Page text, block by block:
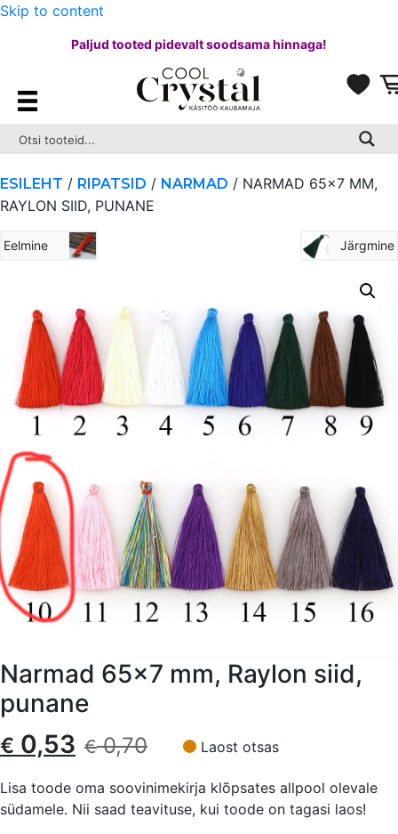
Skip to content
Paljud tooted pidevalt soodsama hinnaga!
ESILEHT / RIPATSID / NARMAD / NARMAD 65×7 MM,
RAYLON SIID, PUNANE
Eelmine Järgmine
Narmad 65×7 mm, Raylon siid,
punane
€0,70
Algne
hind
oli:
€ 0,53
Current
price
is:
Laost otsas
Lisa toode oma soovinimekirja klõpsates allpool olevale
südamele. Nii saad teavituse, kui toode on tagasi laos!